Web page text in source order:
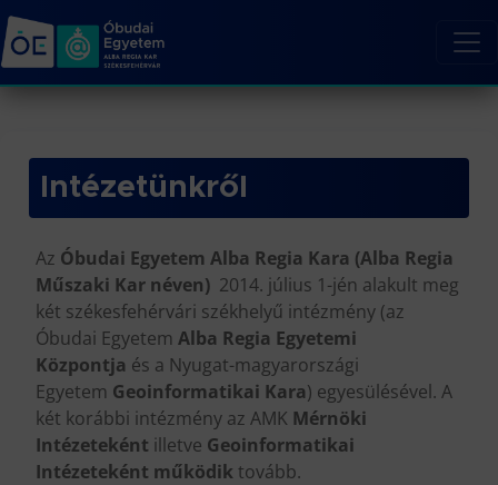
Intézetünkről
Az Óbudai Egyetem Alba Regia Kara (Alba Regia
Műszaki Kar néven) 2014. július 1-jén alakult meg
két székesfehérvári székhelyű intézmény (az
Óbudai Egyetem Alba Regia Egyetemi
Központja és a Nyugat-magyarországi
Egyetem Geoinformatikai Kara) egyesülésével. A
két korábbi intézmény az AMK Mérnöki
Intézeteként illetve Geoinformatikai
Intézeteként működiktovább.